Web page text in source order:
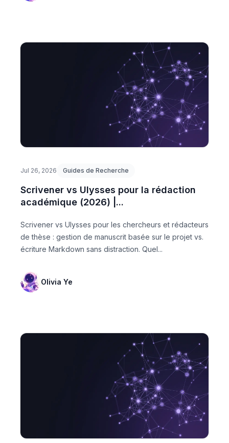
Jul 26, 2026 Guides de Recherche
Scrivener vs Ulysses pour la rédaction
académique (2026) |...
Scrivener vs Ulysses pour les chercheurs et rédacteurs
de thèse : gestion de manuscrit basée sur le projet vs.
écriture Markdown sans distraction. Quel...
Olivia Ye